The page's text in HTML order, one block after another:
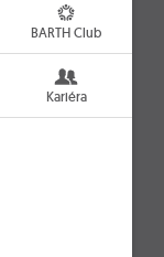
BARTH Club
Kariéra